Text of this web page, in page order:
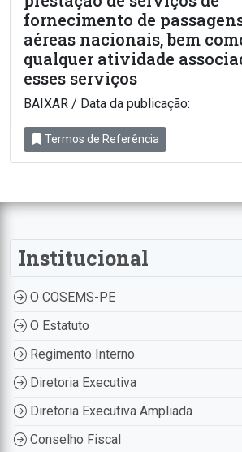
fornecimento de
aéreas nacionais, bem
qualquer atividade
esses serviços
BAIXAR / Data da publicação:
Termos de Referência
Institucional
O COSEMS-PE
O Estatuto
Regimento Interno
Diretoria Executiva
Diretoria Executiva Ampliada
Conselho Fiscal